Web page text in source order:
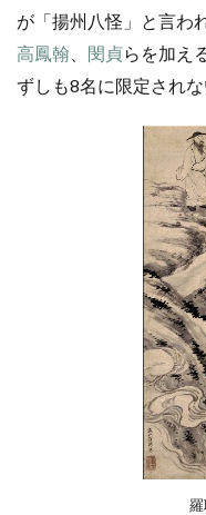
が「揚州八怪」と言わ
高鳳翰
閔貞らを加え
ずしも8名に限定されな